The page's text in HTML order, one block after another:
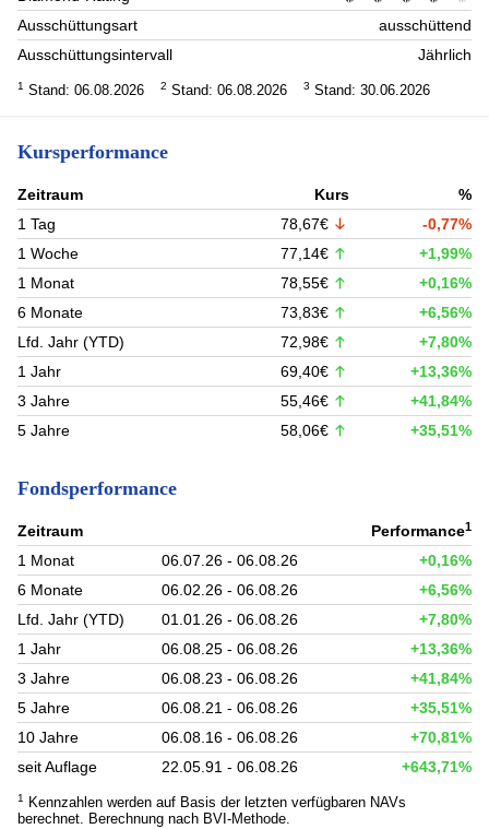
Ausschüttungsart
ausschüttend
Ausschüttungsintervall
Jährlich
1 Stand: 06.08.2026 2 Stand: 06.08.2026 3 Stand: 30.06.2026
Kursperformance
Zeitraum Kurs
%
1 Tag
78,67€
-0,77%
1 Woche
77,14€
+1,99%
1 Monat
78,55€
+0,16%
6 Monate
73,83€
+6,56%
Lfd. Jahr (YTD)
72,98€
+7,80%
1 Jahr
69,40€
+13,36%
3 Jahre
55,46€
+41,84%
5 Jahre
58,06€ +35,51%
Fondsperformance
Zeitraum Performance1
1 Monat 06.07.26 - 06.08.26
+0,16%
6 Monate
06.02.26 - 06.08.26
+6,56%
Lfd. Jahr (YTD)
01.01.26 - 06.08.26
+7,80%
1 Jahr
06.08.25 - 06.08.26
+13,36%
3 Jahre
06.08.23 - 06.08.26
+41,84%
5 Jahre
06.08.21 - 06.08.26
+35,51%
10 Jahre
06.08.16 - 06.08.26
+70,81%
seit Auflage
22.05.91 - 06.08.26 +643,71%
1
Kennzahlen werden auf Basis der letzten verfügbaren NAVs
berechnet. Berechnung nach BVI-Methode.